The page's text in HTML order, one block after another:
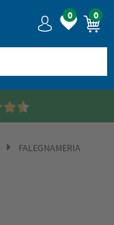
0 0
FALEGNAMERIA